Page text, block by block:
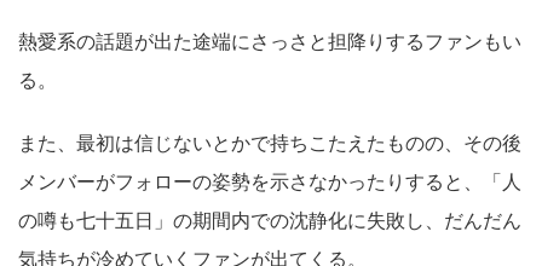
熱愛系の話題が出た途端にさっさと担降りするファンもい
る。
また、最初は信じないとかで持ちこたえたものの、その後
メンバーがフォローの姿勢を示さなかったりすると、「人
の噂も七十五日」の期間内での沈静化に失敗し、だんだん
気持ちが冷めていくファンが出てくる。